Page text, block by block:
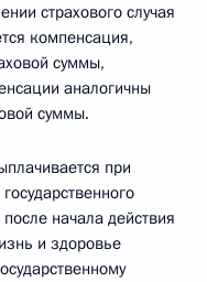
страхового случая
компенсация,
суммы,
аналогичны
суммы.
при
начала действия
и здоровье